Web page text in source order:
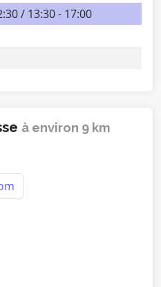
/ 13:30 - 17:00
à environ 9 km